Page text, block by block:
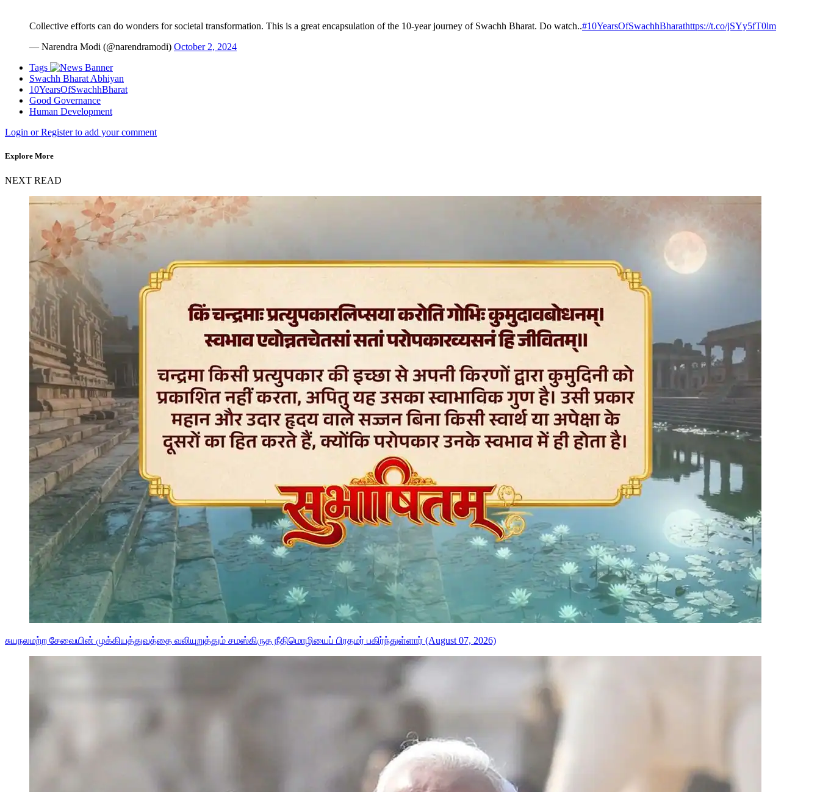
Collective efforts can do wonders for societal transformation. This is a great encapsulation of the 10-year journey of Swachh Bharat. Do watch..#10YearsOfSwachhBharathttps://t.co/jSYy5fT0lm
— Narendra Modi (@narendramodi) October 2, 2024
Tags
Swachh Bharat Abhiyan
10YearsOfSwachhBharat
Good Governance
Human Development
Login or Register to add your comment
Explore More
NEXT READ
சுயநலமற்ற சேவையின் முக்கியத்துவத்தை வலியுறுத்தும் சமஸ்கிருத நீதிமொழியைப் பிரதமர் பகிர்ந்துள்ளார் (August 07, 2026)